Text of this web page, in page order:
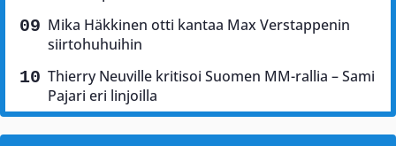
Mika Häkkinen otti kantaa Max Verstappenin
siirtohuhuihin
Thierry Neuville kritisoi Suomen MM-rallia – Sami
Pajari eri linjoilla